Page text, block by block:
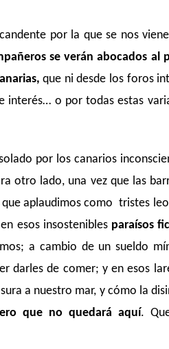
por la que se nos
se verán abocados al
que ni desde los foros
o por todas estas
por los canarios
otro lado, una vez que las
aplaudimos como tristes
esos insostenibles paraísos
a cambio de un sueldo
darles de comer; y en esos
a nuestro mar, y cómo la
que no quedará aquí.